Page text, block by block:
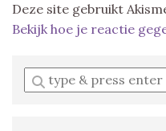
Deze site gebruikt
Bekijk hoe je reactie
Enter
a